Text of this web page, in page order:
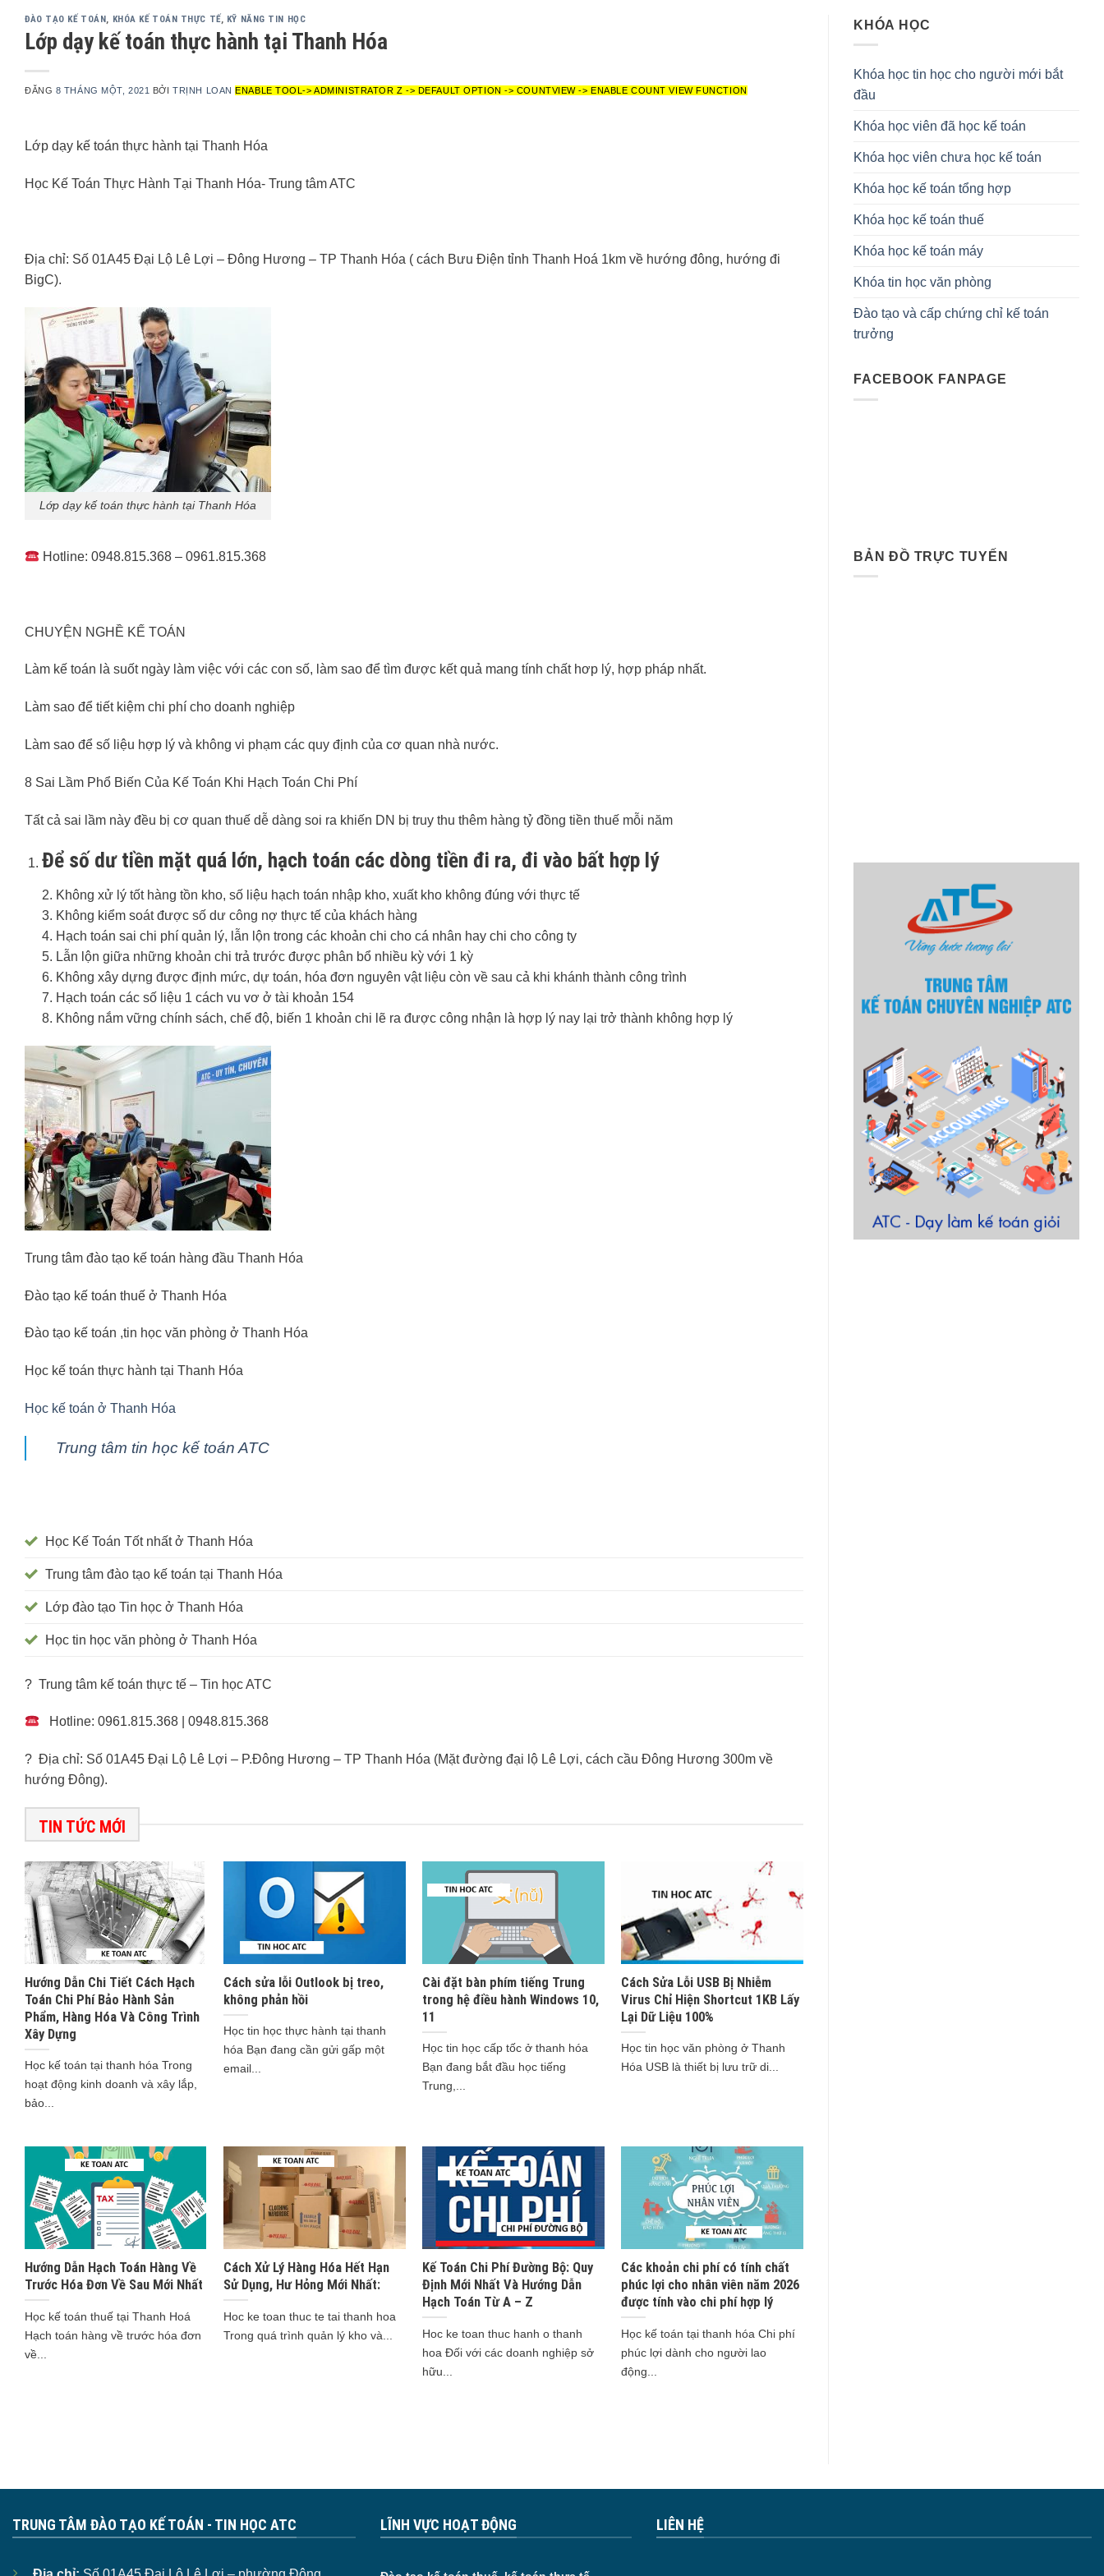
ĐÀO TẠO KẾ TOÁN, KHÓA KẾ TOÁN THỰC TẾ, KỸ NĂNG TIN HỌC
Lớp dạy kế toán thực hành tại Thanh Hóa
ĐĂNG 8 THÁNG MỘT, 2021 BỞITRỊNH LOAN ENABLE TOOL-> ADMINISTRATOR Z -> DEFAULT OPTION -> COUNTVIEW -> ENABLE COUNT VIEW FUNCTION
Lớp dạy kế toán thực hành tại Thanh Hóa
Học Kế Toán Thực Hành Tại Thanh Hóa- Trung tâm ATC
Địa chỉ: Số 01A45 Đại Lộ Lê Lợi – Đông Hương – TP Thanh Hóa ( cách Bưu Điện tỉnh Thanh Hoá 1km về hướng đông, hướng đi
BigC).
Lớp dạy kế toán thực hành tại Thanh Hóa
Hotline: 0948.815.368 – 0961.815.368
CHUYỆN NGHỀ KẾ TOÁN
Làm kế toán là suốt ngày làm việc với các con số, làm sao để tìm được kết quả mang tính chất hơp lý, hợp pháp nhất.
Làm sao để tiết kiệm chi phí cho doanh nghiệp
Làm sao để số liệu hợp lý và không vi phạm các quy định của cơ quan nhà nước.
8 Sai Lầm Phổ Biến Của Kế Toán Khi Hạch Toán Chi Phí
Tất cả sai lầm này đều bị cơ quan thuế dễ dàng soi ra khiến DN bị truy thu thêm hàng tỷ đồng tiền thuế mỗi năm
Để số dư tiền mặt quá lớn, hạch toán các dòng tiền đi ra, đi vào bất hợp lý
2. Không xử lý tốt hàng tồn kho, số liệu hạch toán nhập kho, xuất kho không đúng với thực tế
3. Không kiểm soát được số dư công nợ thực tế của khách hàng
4. Hạch toán sai chi phí quản lý, lẫn lộn trong các khoản chi cho cá nhân hay chi cho công ty
5. Lẫn lộn giữa những khoản chi trả trước được phân bổ nhiều kỳ với 1 kỳ
6. Không xây dựng được định mức, dự toán, hóa đơn nguyên vật liệu còn về sau cả khi khánh thành công trình
7. Hạch toán các số liệu 1 cách vu vơ ở tài khoản 154
8. Không nắm vững chính sách, chế độ, biến 1 khoản chi lẽ ra được công nhận là hợp lý nay lại trở thành không hợp lý
Trung tâm đào tạo kế toán hàng đầu Thanh Hóa
Đào tạo kế toán thuế ở Thanh Hóa
Đào tạo kế toán ,tin học văn phòng ở Thanh Hóa
Học kế toán thực hành tại Thanh Hóa
Học kế toán ở Thanh Hóa
Trung tâm tin học kế toán ATC
Học Kế Toán Tốt nhất ở Thanh Hóa
Trung tâm đào tạo kế toán tại Thanh Hóa
Lớp đào tạo Tin học ở Thanh Hóa
Học tin học văn phòng ở Thanh Hóa
? Trung tâm kế toán thực tế – Tin học ATC
Hotline: 0961.815.368 | 0948.815.368
? Địa chỉ: Số 01A45 Đại Lộ Lê Lợi – P.Đông Hương – TP Thanh Hóa (Mặt đường đại lộ Lê Lợi, cách cầu Đông Hương 300m về
hướng Đông).
TIN TỨC MỚI
Hướng Dẫn Chi Tiết Cách Hạch
Toán Chi Phí Bảo Hành Sản
Phẩm, Hàng Hóa Và Công Trình
Xây Dựng
Học kế toán tại thanh hóa Trong
hoạt động kinh doanh và xây lắp,
bảo...
Cách sửa lỗi Outlook bị treo,
không phản hồi
Học tin học thực hành tại thanh
hóa Bạn đang cần gửi gấp một
email...
Cài đặt bàn phím tiếng Trung
trong hệ điều hành Windows 10,
11
Học tin học cấp tốc ở thanh hóa
Bạn đang bắt đầu học tiếng
Trung,...
Cách Sửa Lỗi USB Bị Nhiễm
Virus Chỉ Hiện Shortcut 1KB Lấy
Lại Dữ Liệu 100%
Học tin học văn phòng ở Thanh
Hóa USB là thiết bị lưu trữ di...
Hướng Dẫn Hạch Toán Hàng Về
Trước Hóa Đơn Về Sau Mới Nhất
Học kế toán thuế tại Thanh Hoá
Hạch toán hàng về trước hóa đơn
về...
Cách Xử Lý Hàng Hóa Hết Hạn
Sử Dụng, Hư Hỏng Mới Nhất:
Hoc ke toan thuc te tai thanh hoa
Trong quá trình quản lý kho và...
Kế Toán Chi Phí Đường Bộ: Quy
Định Mới Nhất Và Hướng Dẫn
Hạch Toán Từ A – Z
Hoc ke toan thuc hanh o thanh
hoa Đối với các doanh nghiệp sở
hữu...
Các khoản chi phí có tính chất
phúc lợi cho nhân viên năm 2026
được tính vào chi phí hợp lý
Học kế toán tại thanh hóa Chi phí
phúc lợi dành cho người lao
động...
KHÓA HỌC
Khóa học tin học cho người mới bắt
đầu
Khóa học viên đã học kế toán
Khóa học viên chưa học kế toán
Khóa học kế toán tổng hợp
Khóa học kế toán thuế
Khóa học kế toán máy
Khóa tin học văn phòng
Đào tạo và cấp chứng chỉ kế toán
trưởng
FACEBOOK FANPAGE
BẢN ĐỒ TRỰC TUYẾN
TRUNG TÂM ĐÀO TẠO KẾ TOÁN - TIN HỌC ATC LĨNH VỰC HOẠT ĐỘNG LIÊN HỆ